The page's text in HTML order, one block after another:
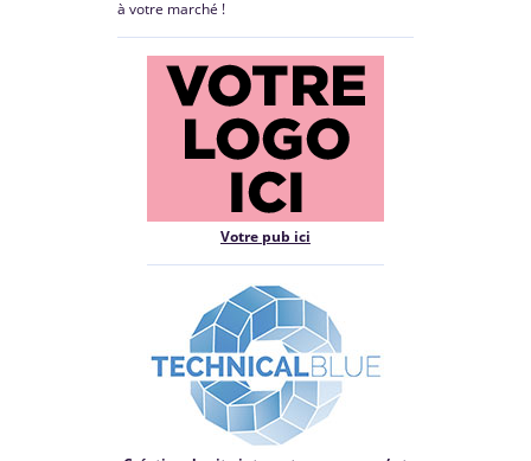
à votre marché !
Votre pub ici